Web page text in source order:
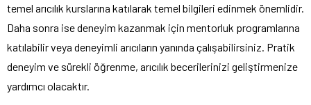
temel arıcılık kurslarına katılarak temel bilgileri edinmek önemlidir.
Daha sonra ise deneyim kazanmak için mentorluk programlarına
katılabilir veya deneyimli arıcıların yanında çalışabilirsiniz. Pratik
deneyim ve sürekli öğrenme, arıcılık becerilerinizi geliştirmenize
yardımcı olacaktır.